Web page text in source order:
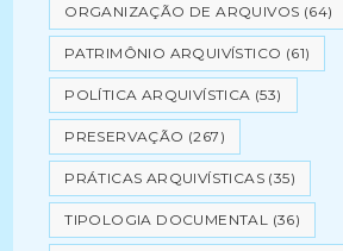
ORGANIZAÇÃO DE ARQUIVOS (64)
PATRIMÔNIO ARQUIVÍSTICO (61)
POLÍTICA ARQUIVÍSTICA (53)
PRESERVAÇÃO (267)
PRÁTICAS ARQUIVÍSTICAS (35)
TIPOLOGIA DOCUMENTAL (36)